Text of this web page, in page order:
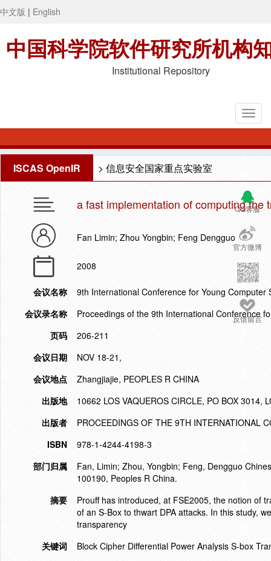
中文版 | English
中国科学院软件研究所机构
Institutional Repository
ISCAS OpenIR > 信息安全国家重点实验室
QQ客服
官方微博
反馈留言
a fast implementation of computing the
Fan Limin; Zhou Yongbin; Feng Dengguo
2008
会议名称
9th International Conference for Young Computer
会议录名称
Proceedings of the 9th International Conference
页码
206-211
会议日期
NOV 18-21,
会议地点
Zhangjiajie, PEOPLES R CHINA
出版地
10662 LOS VAQUEROS CIRCLE, PO BOX 3014,
出版者
PROCEEDINGS OF THE 9TH INTERNATIONAL
ISBN
978-1-4244-4198-3
部门归属
Fan, Limin; Zhou, Yongbin; Feng, Dengguo
100190, Peoples R China.
摘要
Prouff has introduced, at FSE2005, the notion of
of an S-Box to thwart DPA attacks. In this study,
transparency
关键词
Block Cipher Differential Power Analysis S-box